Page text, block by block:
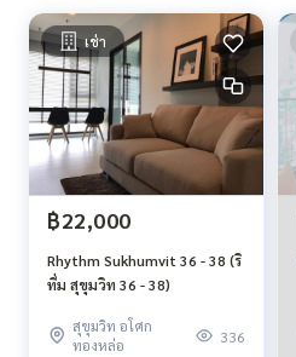
เช่า
฿22,000
Rhythm Sukhumvit 36 - 38 (ริ
ทึ่ม สุขุมวิท 36 - 38)
สุขุมวิท อโศก
ทองหล่อ
336